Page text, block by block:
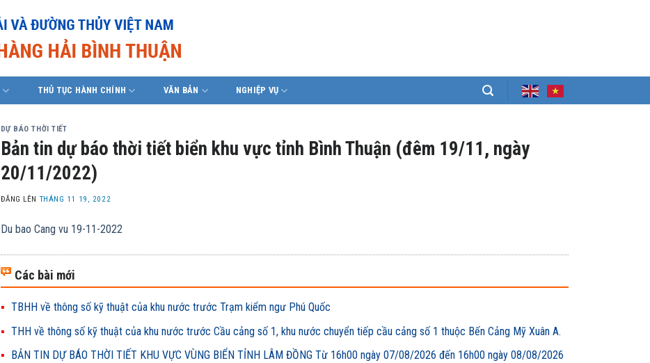
THỦ TỤC HÀNH CHÍNH VĂN BẢN NGHIỆP VỤ
DỰ BÁO THỜI TIẾT
Bản tin dự báo thời tiết biển khu vực tỉnh Bình Thuận (đêm 19/11, ngày
20/11/2022)
ĐĂNG LÊN THÁNG 11 19, 2022
Du bao Cang vu 19-11-2022
Các bài mới
TBHH về thông số kỹ thuật của khu nước trước Trạm kiểm ngư Phú Quốc
THH về thông số kỹ thuật của khu nước trước Cầu cảng số 1, khu nước chuyển tiếp cầu cảng số 1 thuộc Bến Cảng Mỹ Xuân A.
BẢN TIN DỰ BÁO THỜI TIẾT KHU VỰC VÙNG BIỂN TỈNH LÂM ĐỒNG Từ 16h00 ngày 07/08/2026 đến 16h00 ngày 08/08/2026